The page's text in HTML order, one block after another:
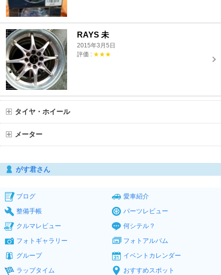
RAYS 未
2015年3月5日
評価 : ★★★
タイヤ・ホイール
メーター
がす君さん
ブログ
愛車紹介
整備手帳
パーツレビュー
クルマレビュー
何シテル？
フォトギャラリー
フォトアルバム
グループ
イベントカレンダー
ラップタイム
おすすめスポット